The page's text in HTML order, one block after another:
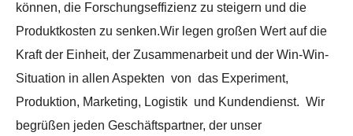
können, die Forschungseffizienz zu steigern und die
Produktkosten zu senken.Wir legen großen Wert auf die
Kraft der Einheit, der Zusammenarbeit und der Win-Win-
Situation in allen Aspekten von das Experiment,
Produktion, Marketing, Logistik und Kundendienst. Wir
begrüßen jeden Geschäftspartner, der unser